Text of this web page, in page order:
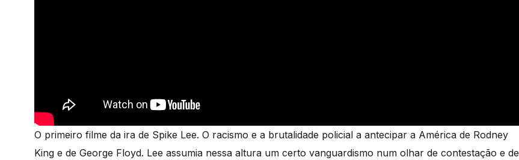
O primeiro filme da ira de Spike Lee. O racismo e a brutalidade policial a antecipar a América de Rodney
King e de George Floyd. Lee assumia nessa altura um certo vanguardismo num olhar de contestação e de